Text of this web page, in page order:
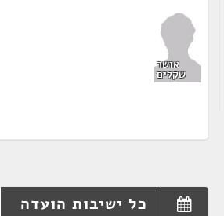
אושר
שקלים
כל ישיבות הועדה